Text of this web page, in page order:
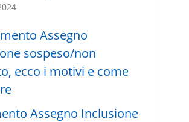
Assegno Inclusione